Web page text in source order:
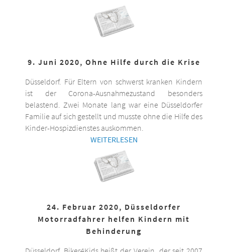
9. Juni 2020, Ohne Hilfe durch die Krise
Düsseldorf. Für Eltern von schwerst kranken Kindern
ist der Corona-Ausnahmezustand besonders
belastend. Zwei Monate lang war eine Düsseldorfer
Familie auf sich gestellt und musste ohne die Hilfe des
Kinder-Hospizdienstes auskommen.
WEITERLESEN
24. Februar 2020, Düsseldorfer
Motorradfahrer helfen Kindern mit
Behinderung